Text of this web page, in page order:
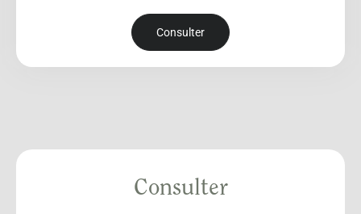
Consulter
Consulter